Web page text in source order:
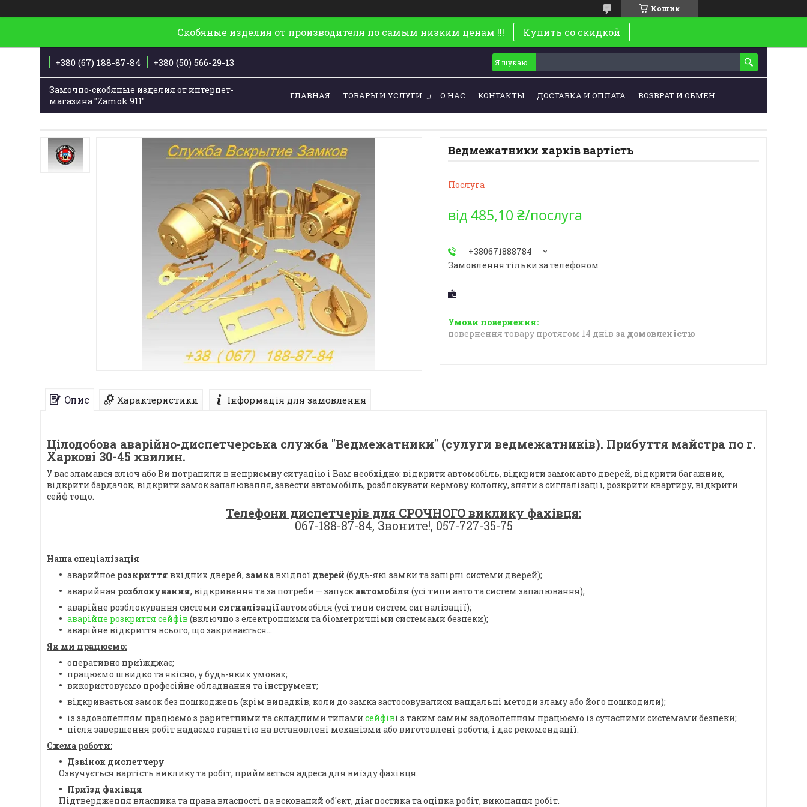
Кошик
Скобяные изделия от производителя по самым низким ценам !!! Купить со скидкой
+380 (67) 188-87-84 +380 (50) 566-29-13
Замочно-скобяные изделия от интернет-
магазина "Zamok 911"
ГЛАВНАЯ ТОВАРЫ И УСЛУГИ О НАС КОНТАКТЫ ДОСТАВКА И ОПЛАТА ВОЗВРАТ И ОБМЕН
Ведмежатники харків вартість
Послуга
від485,10 ₴/послуга
+380671888784
Замовлення тільки за телефоном
повернення товару протягом 14 днів за домовленістю
Опис Характеристики Інформація для замовлення
Цілодобова аварійно-диспетчерська служба "Ведмежатники" (сулуги ведмежатників). Прибуття майстра по г.
Харкові 30-45 хвилин.
У вас зламався ключ або Ви потрапили в неприємну ситуацію і Вам необхідно: відкрити автомобіль, відкрити замок авто дверей, відкрити багажник,
відкрити бардачок, відкрити замок запалювання, завести автомобіль, розблокувати кермову колонку, зняти з сигналізації, розкрити квартиру, відкрити
сейф тощо.
Телефони диспетчерів для СРОЧНОГО виклику фахівця:
067-188-87-84, Звоните!, 057-727-35-75
Наша спеціалізація
аварийное розкриття вхідних дверей, замкавхідної дверей (будь-які замки та запірні системи дверей);
аварийная розблокування, відкривання та за потреби — запуск автомобіля (усі типи авто та систем запалювання);
аварійне розблокування системи сигналізаціїавтомобіля (усі типи систем сигналізації);
аварійне розкриття сейфів (включно з електронними та біометричніми системами безпеки);
аварійне відкриття всього, що закривається...
Як ми працюємо:
оперативно приїжджає;
працюємо швидко та якісно, у будь-яких умовах;
використовуємо професійне обладнання та інструмент;
відкривається замок без пошкоджень (крім випадків, коли до замка застосовувалися вандальні методи зламу або його пошкодили);
із задоволенням працюємо з раритетними та складними типами сейфіві з таким самим задоволенням працюємо із сучасними системами безпеки;
після завершення робіт надаємо гарантію на встановлені механізми або виготовлені роботи, і дає рекомендації.
Схема роботи:
Дзвінок диспетчеру
Озвучується вартість виклику та робіт, приймається адреса для виїзду фахівця.
Приїзд фахівця
Підтвердження власника та права власності на вскований об'єкт, діагностика та оцінка робіт, виконання робіт.